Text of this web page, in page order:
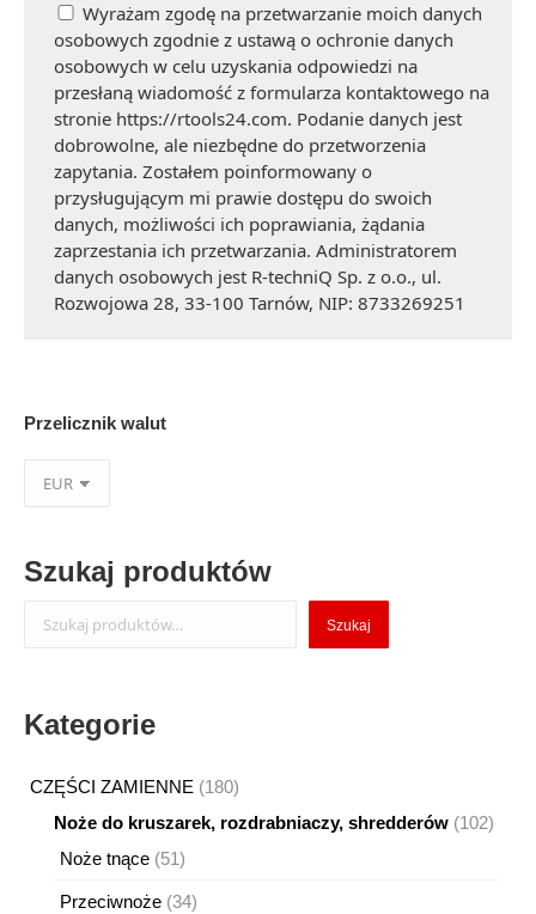
Wyrażam zgodę na przetwarzanie moich danych
osobowych zgodnie z ustawą o ochronie danych
osobowych w celu uzyskania odpowiedzi na
przesłaną wiadomość z formularza kontaktowego na
stronie https://rtools24.com. Podanie danych jest
dobrowolne, ale niezbędne do przetworzenia
zapytania. Zostałem poinformowany o
przysługującym mi prawie dostępu do swoich
danych, możliwości ich poprawiania, żądania
zaprzestania ich przetwarzania. Administratorem
danych osobowych jest R-techniQ Sp. z o.o., ul.
Rozwojowa 28, 33-100 Tarnów, NIP: 8733269251
Przelicznik walut
Szukaj produktów
Szukaj
Kategorie
CZĘŚCI ZAMIENNE 180180
produktów
Noże do kruszarek, rozdrabniaczy, shredderów 102102
Noże tnące 5151
Przeciwnoże 3434